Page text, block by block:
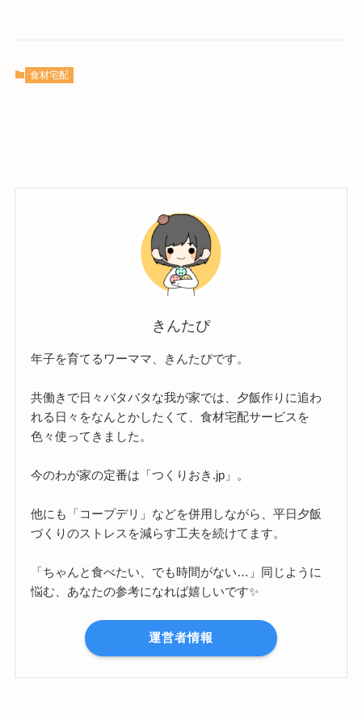
食材宅配
きんたぴ
年子を育てるワーママ、きんたぴです。
共働きで日々バタバタな我が家では、夕飯作りに追わ
れる日々をなんとかしたくて、食材宅配サービスを
色々使ってきました。
今のわが家の定番は「つくりおき.jp」。
他にも「コープデリ」などを併用しながら、平日夕飯
づくりのストレスを減らす工夫を続けてます。
「ちゃんと食べたい、でも時間がない…」同じように
悩む、あなたの参考になれば嬉しいです✨
運営者情報